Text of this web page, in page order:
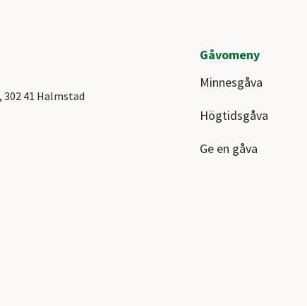
41 Halmstad
Gåvomeny
Minnesgåva
Högtidsgåva
Ge en gåva